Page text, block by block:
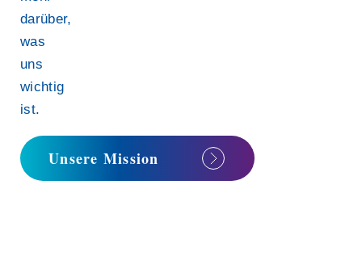
darüber,
was
uns
wichtig
ist.
Unsere Mission